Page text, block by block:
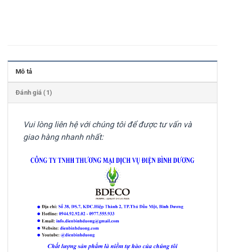
Mô tả
Đánh giá (1)
Vui lòng liên hệ với chúng tôi để được tư vấn và
giao hàng nhanh nhất: